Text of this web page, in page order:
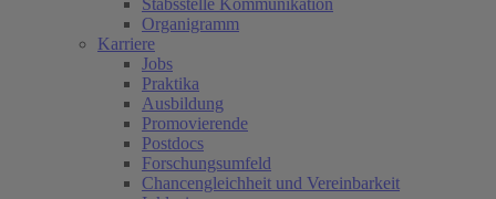
Stabsstelle Kommunikation
Organigramm
Karriere
Jobs
Praktika
Ausbildung
Promovierende
Postdocs
Forschungsumfeld
Chancengleichheit und Vereinbarkeit